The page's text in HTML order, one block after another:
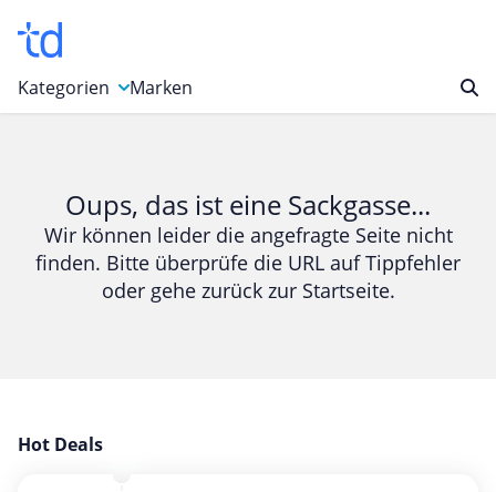
Kategorien
Bücher & Magazine
Computer & Elektronik
Entertainment & Media
Garten, Haushalt & Tiere
Marken
Oups, das ist eine Sackgasse...
Wir können leider die angefragte Seite nicht
finden. Bitte überprüfe die URL auf Tippfehler
oder gehe zurück zur Startseite.
Hot Deals